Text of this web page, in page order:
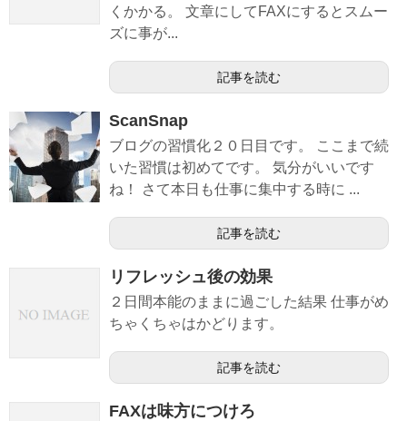
くかかる。 文章にしてFAXにするとスムー
ズに事が...
記事を読む
ScanSnap
ブログの習慣化２０日目です。 ここまで続
いた習慣は初めてです。 気分がいいです
ね！ さて本日も仕事に集中する時に ...
記事を読む
リフレッシュ後の効果
２日間本能のままに過ごした結果 仕事がめ
ちゃくちゃはかどります。
記事を読む
FAXは味方につけろ